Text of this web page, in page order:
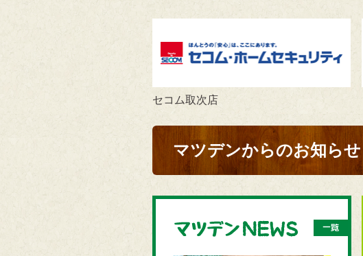
セコム取次店
マツデンからのお知らせ